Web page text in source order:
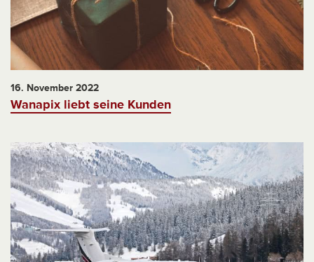
16. November 2022
Wanapix liebt seine Kunden